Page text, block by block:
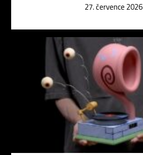
27. července 2026